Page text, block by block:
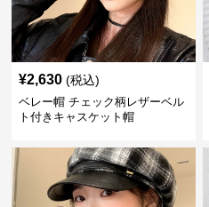
¥2,630 (税込)
ベレー帽 チェック柄レザーベル
ト付きキャスケット帽